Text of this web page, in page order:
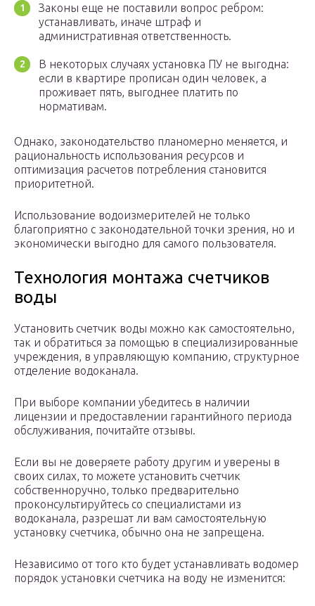
Законы еще не поставили вопрос ребром:
устанавливать, иначе штраф и
административная ответственность.
В некоторых случаях установка ПУ не выгодна:
если в квартире прописан один человек, а
проживает пять, выгоднее платить по
нормативам.
Однако, законодательство планомерно меняется, и
рациональность использования ресурсов и
оптимизация расчетов потребления становится
приоритетной.
Использование водоизмерителей не только
благоприятно с законодательной точки зрения, но и
экономически выгодно для самого пользователя.
Технология монтажа счетчиков
воды
Установить счетчик воды можно как самостоятельно,
так и обратиться за помощью в специализированные
учреждения, в управляющую компанию, структурное
отделение водоканала.
При выборе компании убедитесь в наличии
лицензии и предоставлении гарантийного периода
обслуживания, почитайте отзывы.
Если вы не доверяете работу другим и уверены в
своих силах, то можете установить счетчик
собственноручно, только предварительно
проконсультируйтесь со специалистами из
водоканала, разрешат ли вам самостоятельную
установку счетчика, обычно она не запрещена.
Независимо от того кто будет устанавливать водомер
порядок установки счетчика на воду не изменится: